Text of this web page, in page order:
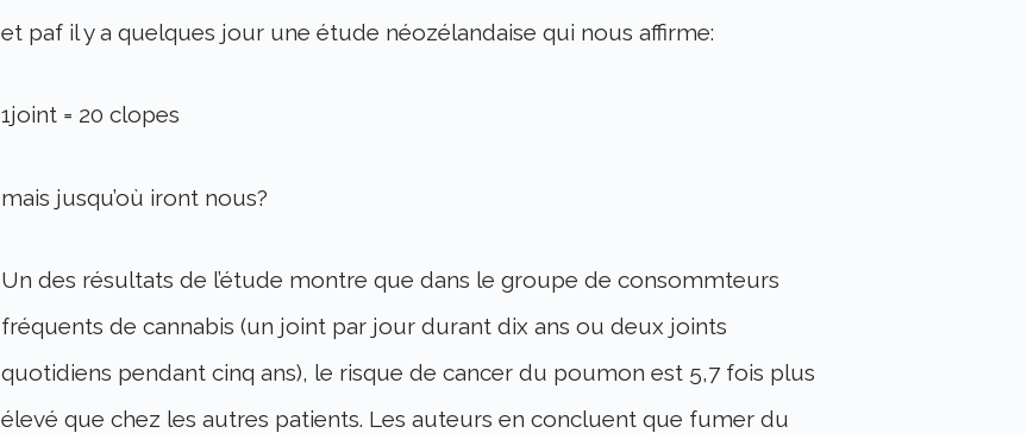
et paf il y a quelques jour une étude néozélandaise qui nous affirme:
1joint = 20 clopes
mais jusqu’où iront nous?
Un des résultats de l’étude montre que dans le groupe de consommteurs
fréquents de cannabis (un joint par jour durant dix ans ou deux joints
quotidiens pendant cinq ans), le risque de cancer du poumon est 5,7 fois plus
élevé que chez les autres patients. Les auteurs en concluent que fumer du